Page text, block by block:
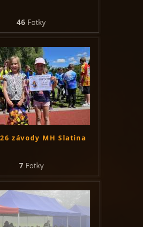
46 Fotky
závody MH Slatina
7 Fotky